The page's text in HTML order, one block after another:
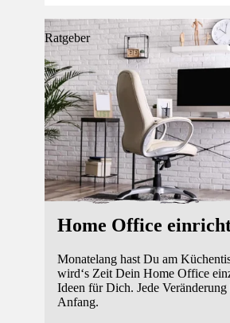
Ratgeber
Home Office
Monatelang hast Du am
wird‘s Zeit Dein Home Office
Ideen für Dich. Jede Veränderung
Anfang.